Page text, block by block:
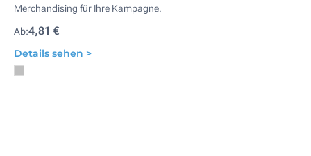
Merchandising für Ihre Kampagne.
Ab:4,81 €
Details sehen >